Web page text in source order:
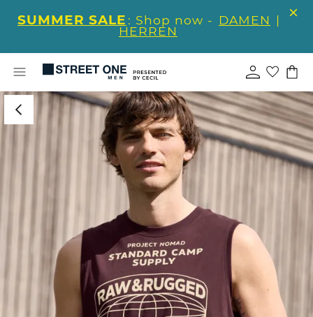
SUMMER SALE : Shop now - DAMEN |
HERREN